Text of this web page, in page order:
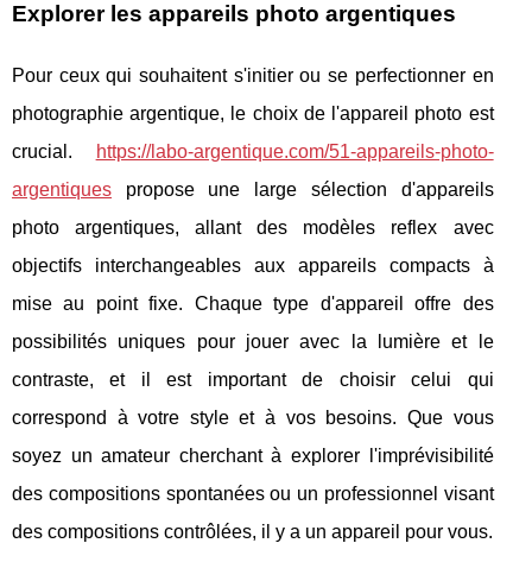
Explorer les appareils photo argentiques
Pour ceux qui souhaitent s'initier ou se perfectionner en
photographie argentique, le choix de l'appareil photo est
crucial.
https://labo-argentique.com/51-appareils-photo-
argentiques propose une large sélection d'appareils
photo argentiques, allant des modèles reflex avec
objectifs interchangeables aux appareils compacts à
mise au point fixe. Chaque type d'appareil offre des
possibilités uniques pour jouer avec la lumière et le
contraste, et il est important de choisir celui qui
correspond à votre style et à vos besoins. Que vous
soyez un amateur cherchant à explorer l'imprévisibilité
des compositions spontanées ou un professionnel visant
des compositions contrôlées, il y a un appareil pour vous.